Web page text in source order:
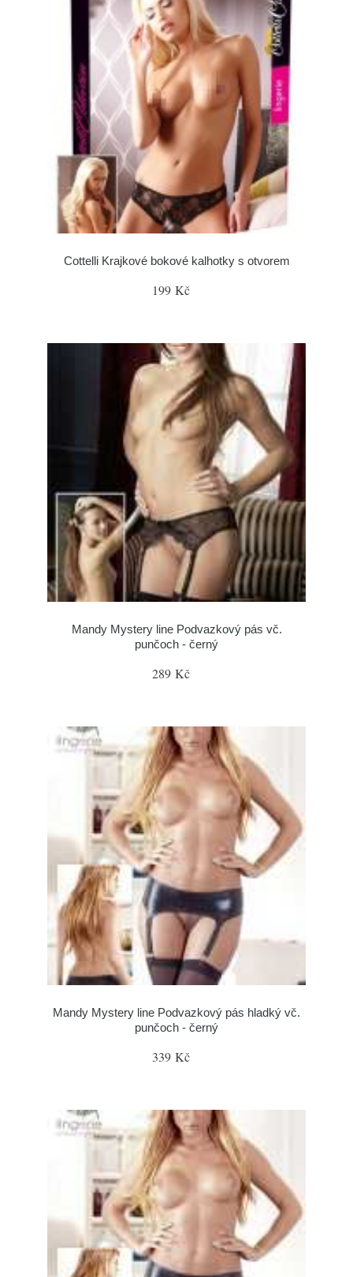
Cottelli Krajkové bokové kalhotky s otvorem
199 Kč
Mandy Mystery line Podvazkový pás vč.
punčoch - černý
289 Kč
Mandy Mystery line Podvazkový pás hladký vč.
punčoch - černý
339 Kč